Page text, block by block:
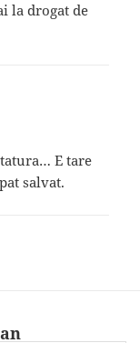
la drogat de
E tare
salvat.